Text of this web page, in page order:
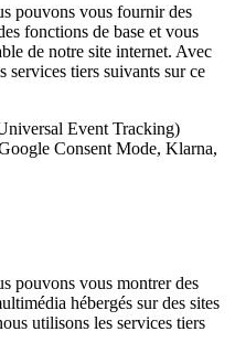
pouvons vous fournir des
fonctions de base et vous
de notre site internet. Avec
services tiers suivants sur ce
Event Tracking)
Consent Mode, Klarna,
pouvons vous montrer des
hébergés sur des sites
utilisons les services tiers